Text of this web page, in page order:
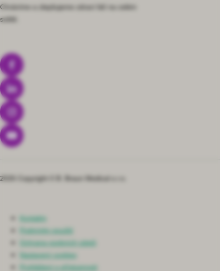
Chráníme a zlepšujeme zdraví lidí na celém
světě.
2026 Copyright © B. Braun Medical s.r.o.
Kontakty
Podmínky použití
Ochrana osobních údajů
Nastavení cookies
Prohlášení o přístupnosti